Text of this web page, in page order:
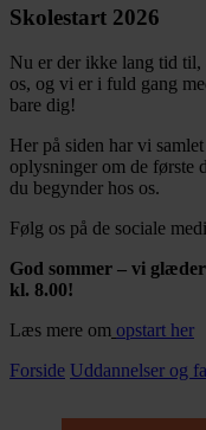
Skolestart 2026
Nu er der ikke lang tid til,
os, og vi er i fuld gang
bare dig!
Her på siden har vi
oplysninger om de første
du begynder hos os.
Følg os på de sociale
God sommer – vi
kl. 8.00!
Læs mere om opstart her
Forside Uddannelser og